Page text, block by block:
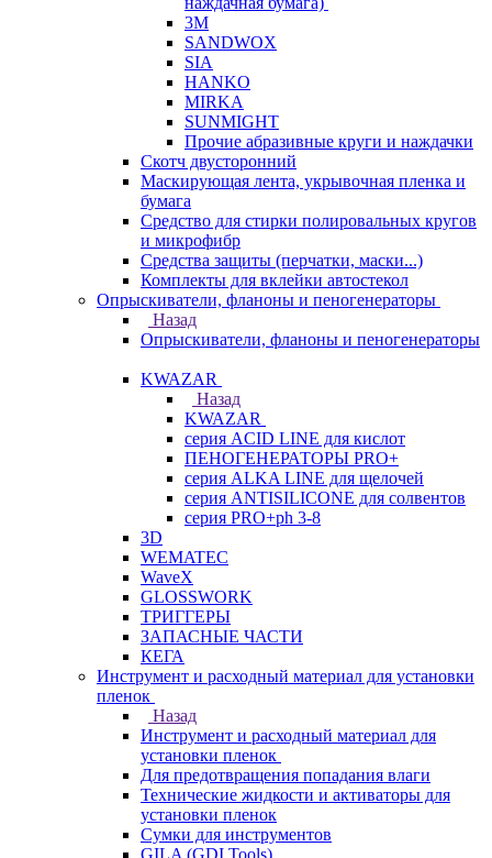
3М
SANDWOX
SIA
HANKO
MIRKA
SUNMIGHT
Прочие абразивные круги и наждачки
Скотч двусторонний
Маскирующая лента, укрывочная пленка и
бумага
Средство для стирки полировальных кругов
и микрофибр
Средства защиты (перчатки, маски...)
Комплекты для вклейки автостекол
Опрыскиватели, фланоны и пеногенераторы
Назад
Опрыскиватели, фланоны и пеногенераторы
KWAZAR
Назад
KWAZAR
серия ACID LINE для кислот
ПЕНОГЕНЕРАТОРЫ PRO+
серия ALKA LINE для щелочей
серия ANTISILICONE для солвентов
серия PRO+ph 3-8
3D
WEMATEC
WaveX
GLOSSWORK
ТРИГГЕРЫ
ЗАПАСНЫЕ ЧАСТИ
КЕГА
Инструмент и расходный материал для установки
пленок
Назад
Инструмент и расходный материал для
установки пленок
Для предотвращения попадания влаги
Технические жидкости и активаторы для
установки пленок
Сумки для инструментов
GILA (GDI Tools)